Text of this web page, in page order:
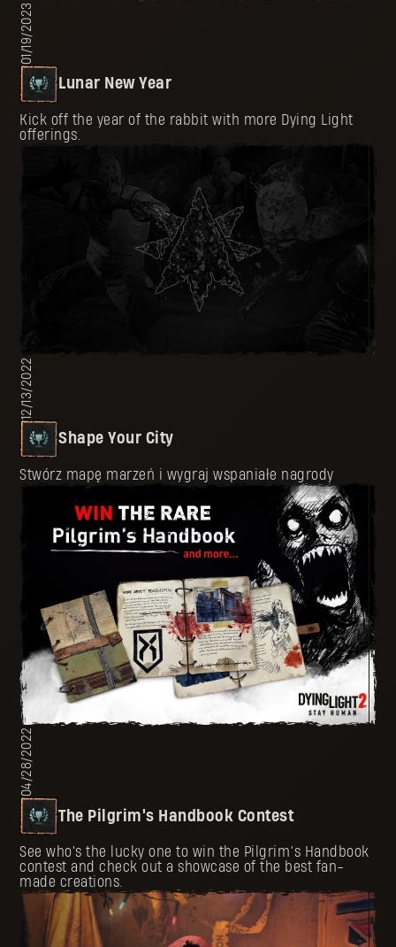
01/19/2023
Lunar New Year
Kick off the year of the rabbit with more Dying Light
offerings.
12/13/2022
Shape Your City
Stwórz mapę marzeń i wygraj wspaniałe nagrody
04/28/2022
The Pilgrim's Handbook Contest
See who's the lucky one to win the Pilgrim’s Handbook
contest and check out a showcase of the best fan-
made creations.